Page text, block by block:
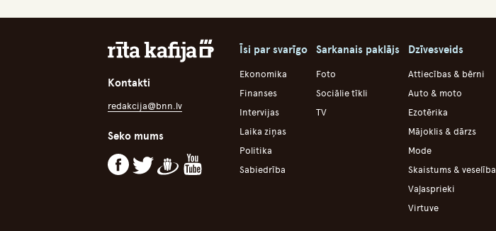
Kontakti
redakcija@bnn.lv
Seko mums
Īsi par svarīgo
Ekonomika
Finanses
Intervijas
Laika ziņas
Politika
Sabiedrība
Sarkanais paklājs
Foto
Sociālie tīkli
TV
Dzīvesveids
Attiecības & bērni
Auto & moto
Ezotērika
Mājoklis & dārzs
Mode
Skaistums & veselība
Vaļasprieki
Virtuve